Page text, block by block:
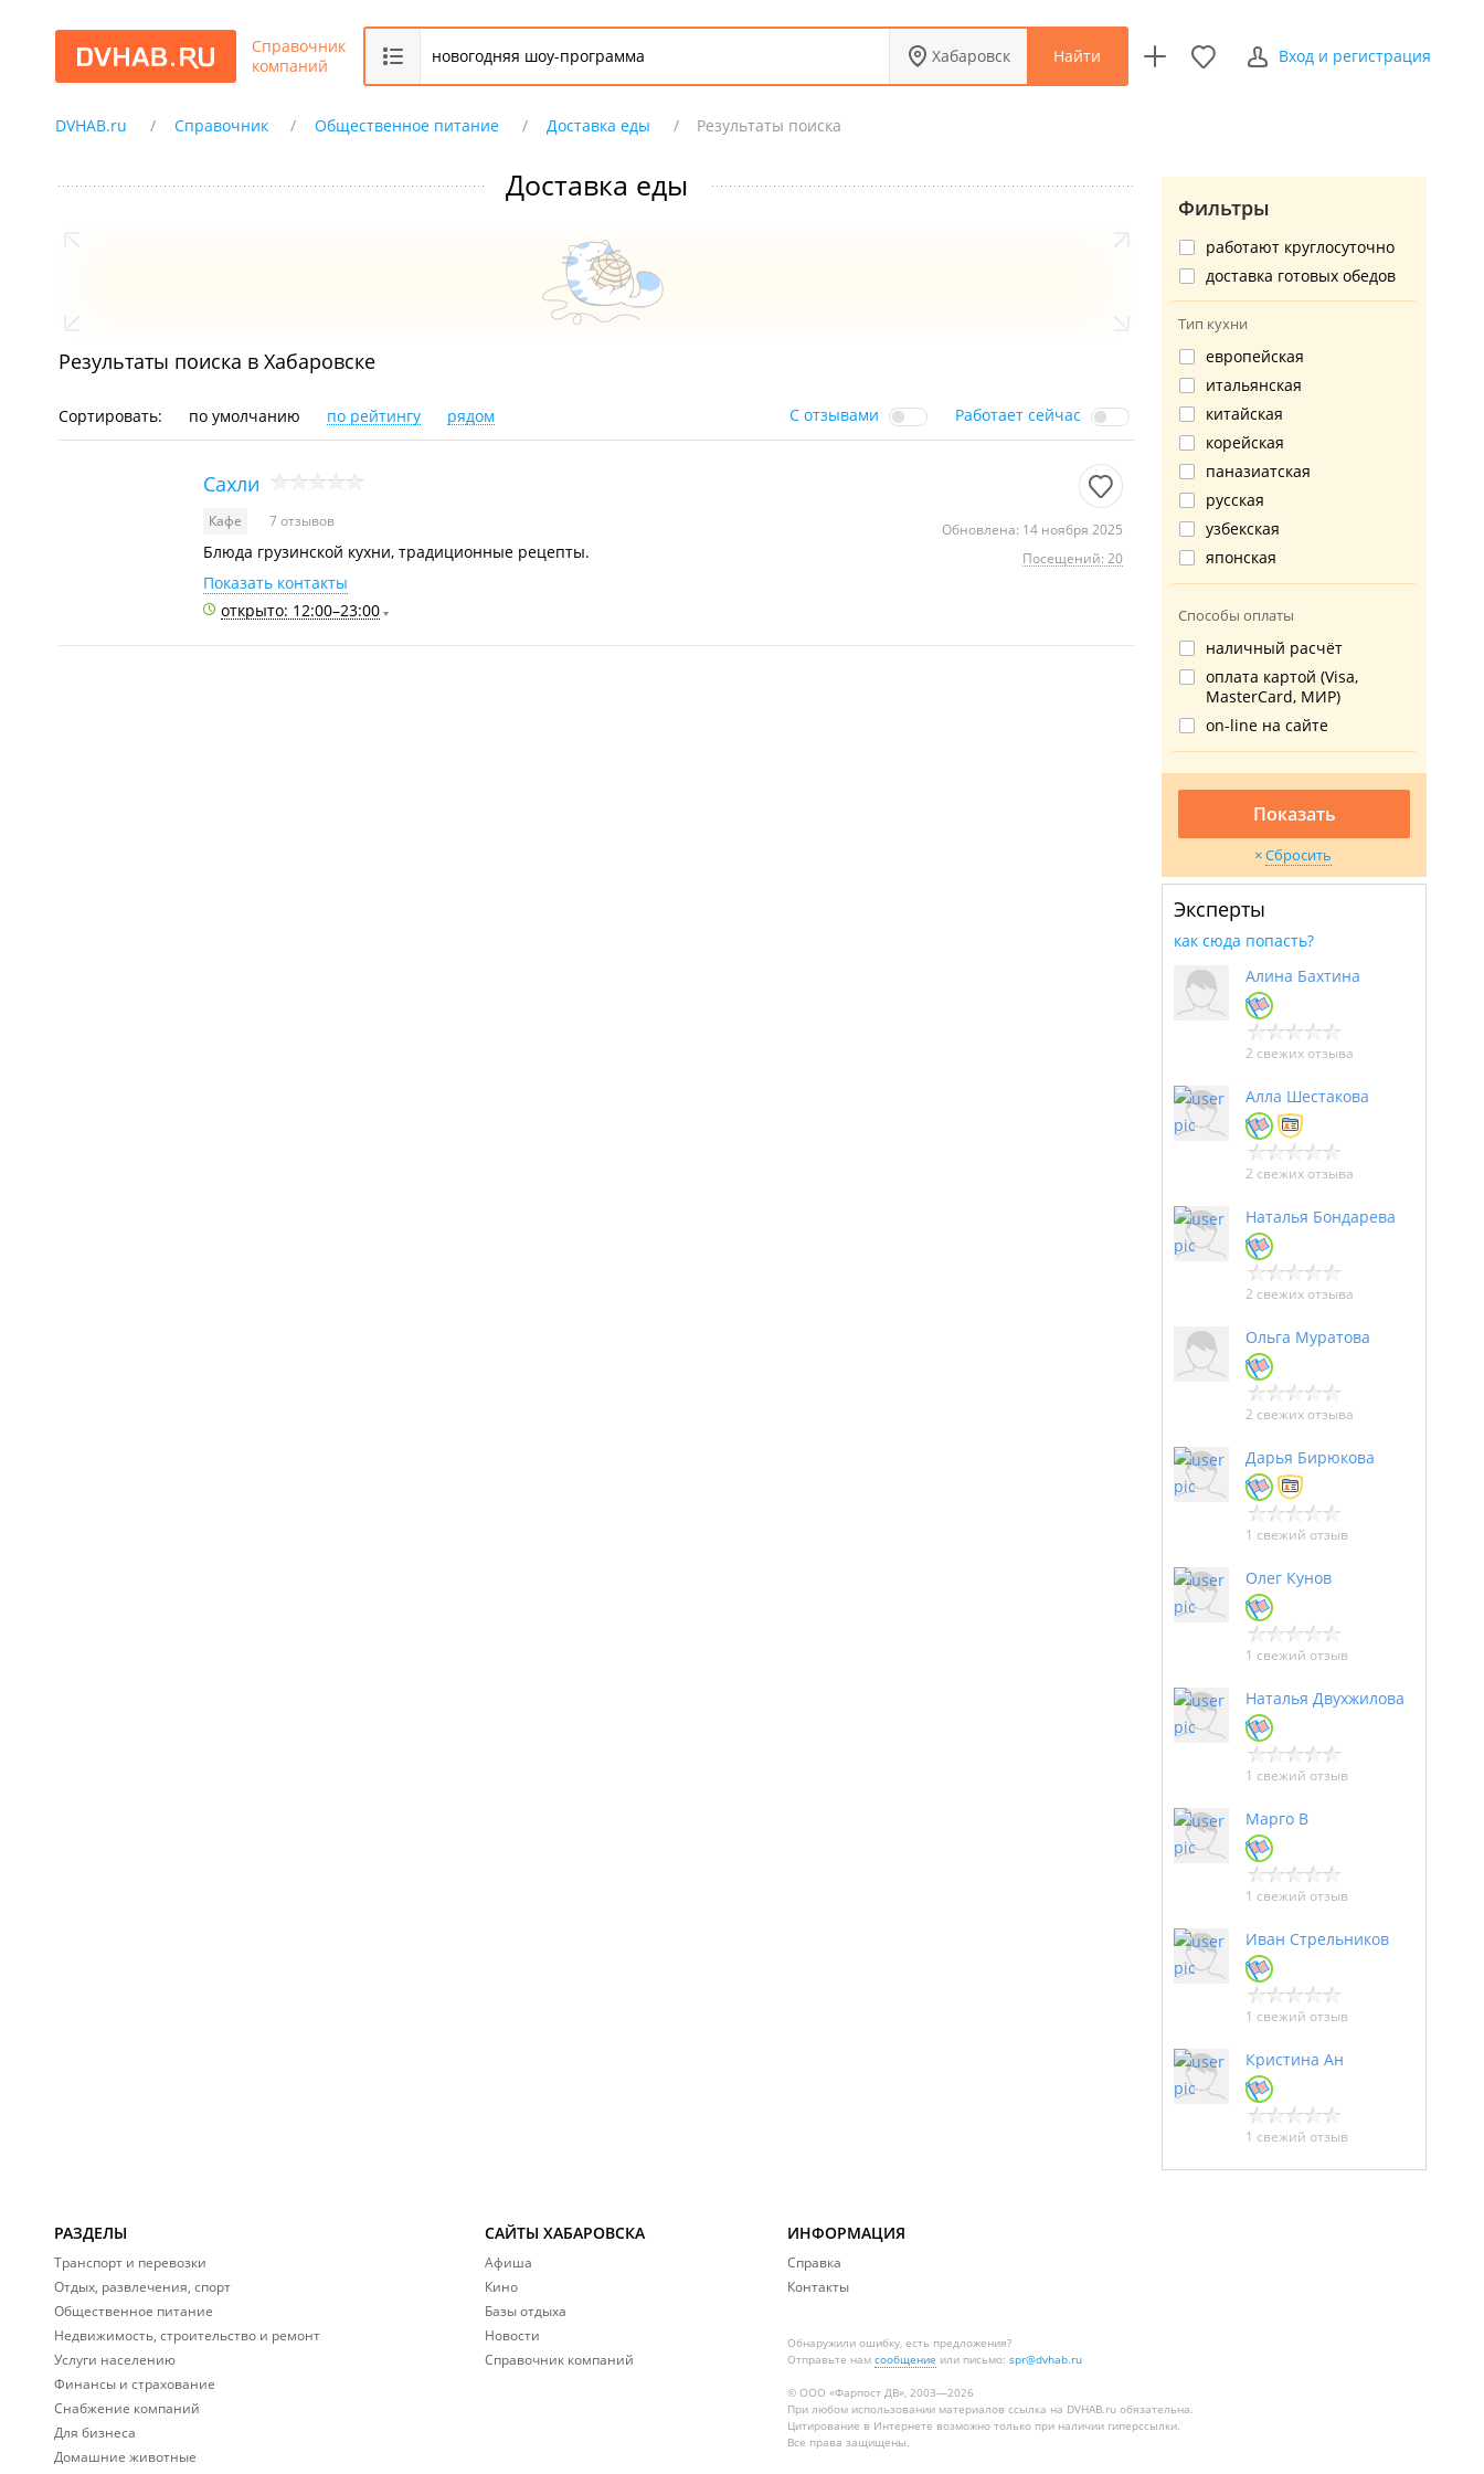
Справочник
компаний
Хабаровск Найти Вход и регистрация
DVHAB.ru Справочник Общественное питание Доставка еды Результаты поиска
Доставка еды
Результаты поиска в Хабаровске
Сортировать: по умолчанию по рейтингу рядом С отзывами Работает сейчас
Сахли
Кафе 7 отзывов
Обновлена: 14 ноября 2025
Посещений: 20
Блюда грузинской кухни, традиционные рецепты.
Показать контакты
открыто: 12:00–23:00
Фильтры
работают круглосуточно
доставка готовых обедов
Тип кухни
европейская
итальянская
китайская
корейская
паназиатская
русская
узбекская
японская
Способы оплаты
наличный расчёт
оплата картой (Visa,
MasterCard, МИР)
on-line на сайте
Показать
Сбросить
Эксперты
как сюда попасть?
Алина Бахтина
2 свежих отзыва
Алла Шестакова
2 свежих отзыва
Наталья Бондарева
2 свежих отзыва
Ольга Муратова
2 свежих отзыва
Дарья Бирюкова
1 свежий отзыв
Олег Кунов
1 свежий отзыв
Наталья Двухжилова
1 свежий отзыв
Марго В
1 свежий отзыв
Иван Стрельников
1 свежий отзыв
Кристина Ан
1 свежий отзыв
РАЗДЕЛЫ
Транспорт и перевозки
Отдых, развлечения, спорт
Общественное питание
Недвижимость, строительство и ремонт
Услуги населению
Финансы и страхование
Снабжение компаний
Для бизнеса
Домашние животные
САЙТЫ ХАБАРОВСКА
Афиша
Кино
Базы отдыха
Новости
Справочник компаний
ИНФОРМАЦИЯ
Справка
Контакты
Обнаружили ошибку, есть предложения?
Отправьте нам сообщение или письмо: spr@dvhab.ru
© ООО «Фарпост ДВ», 2003—2026
При любом использовании материалов ссылка на DVHAB.ru обязательна.
Цитирование в Интернете возможно только при наличии гиперссылки.
Все права защищены.